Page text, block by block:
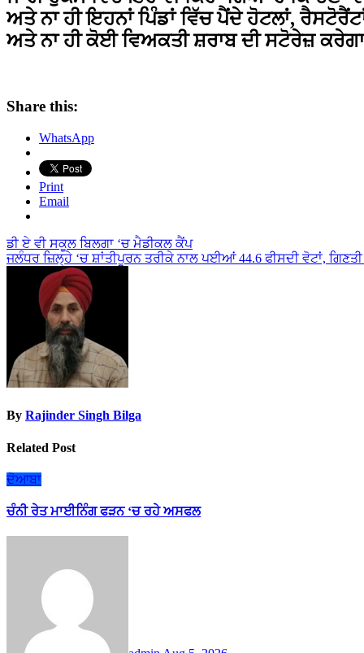
ਅਤੇ ਨਾ ਹੀ ਇਹਨਾਂ ਪਿੰਡਾਂ ਵਿੱਚ ਪੈਂਦੇ ਹੋਟਲਾਂ,
ਅਤੇ ਨਾ ਹੀ ਕੋਈ ਵਿਅਕਤੀ ਸ਼ਰਾਬ ਦੀ ਸਟੋਰੇਜ਼
Share this:
WhatsApp
Print
Email
Post
navigation
ਡੀ ਏ ਵੀ ਸਕੂਲ ਬਿਲਗਾ ‘ਚ ਮੈਡੀਕਲ ਕੈਂਪ
ਜਲੰਧਰ ਜ਼ਿਲ੍ਹੇ ‘ਚ ਸ਼ਾਂਤੀਪੂਰਨ ਤਰੀਕੇ ਨਾਲ ਪਈਆਂ 44.6 ਫੀਸਦੀ ਵੋਟਾਂ, ਗਿਣਤੀ
By Rajinder Singh Bilga
Related Post
ਦੋਆਬਾ
ਚੰਨੀ ਰੇਤ ਮਾਈਨਿੰਗ ਫੜਨ ‘ਚ ਰਹੇ ਅਸਫਲ